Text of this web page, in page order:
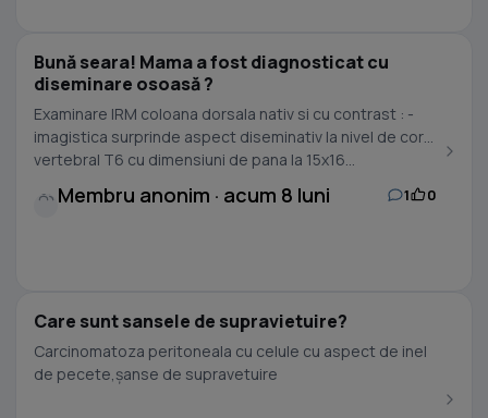
Bună seara! Mama a fost diagnosticat cu
diseminare osoasă ?
Examinare IRM coloana dorsala nativ si cu contrast : -
imagistica surprinde aspect diseminativ la nivel de corp
vertebral T6 cu dimensiuni de pana la 15x16...
Membru anonim · acum 8 luni 1 0
Care sunt sansele de supravietuire?
Carcinomatoza peritoneala cu celule cu aspect de inel
de pecete,șanse de supravetuire